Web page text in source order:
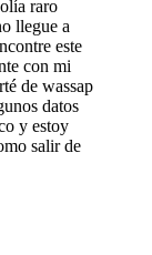
raro
llegue a
este
con mi
de wassap
datos
y estoy
salir de